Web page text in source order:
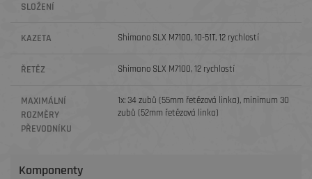
SLOŽENÍ
KAZETA Shimano SLX M7100, 10-51T, 12 rychlostí
ŘETĚZ Shimano SLX M7100, 12 rychlostí
MAXIMÁLNÍ
ROZMĚRY
PŘEVODNÍKU
1x: 34 zubů (55mm řetězová linka), minimum 30
zubů (52mm řetězová linka)
Komponenty